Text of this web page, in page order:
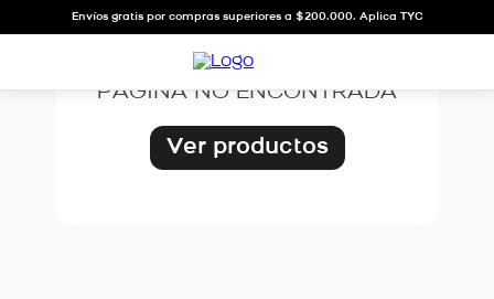
Envíos gratis por compras superiores a $200.000. Aplica TYC
OOPS!
PÁGINA NO ENCONTRADA
Ver productos